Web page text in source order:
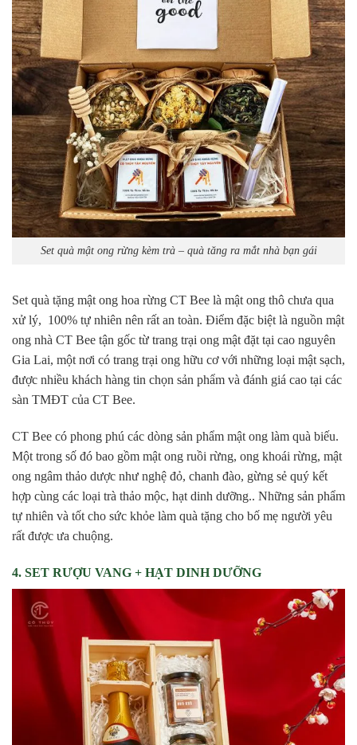
Set quà mật ong rừng kèm trà – quà tăng ra mắt nhà bạn gái
Set quà tặng mật ong hoa rừng CT Bee là mật ong thô chưa qua
xử lý, 100% tự nhiên nên rất an toàn. Điểm đặc biệt là nguồn mật
ong nhà CT Bee tận gốc từ trang trại ong mật đặt tại cao nguyên
Gia Lai, một nơi có trang trại ong hữu cơ với những loại mật sạch,
được nhiều khách hàng tin chọn sản phẩm và đánh giá cao tại các
sàn TMĐT của CT Bee.
CT Bee có phong phú các dòng sản phẩm mật ong làm quà biếu.
Một trong số đó bao gồm mật ong ruồi rừng, ong khoái rừng, mật
ong ngâm thảo dược như nghệ đỏ, chanh đào, gừng sẻ quý kết
hợp cùng các loại trà thảo mộc, hạt dinh dưỡng.. Những sản phẩm
tự nhiên và tốt cho sức khỏe làm quà tặng cho bố mẹ người yêu
rất được ưa chuộng.
4. SET RƯỢU VANG + HẠT DINH DƯỠNG